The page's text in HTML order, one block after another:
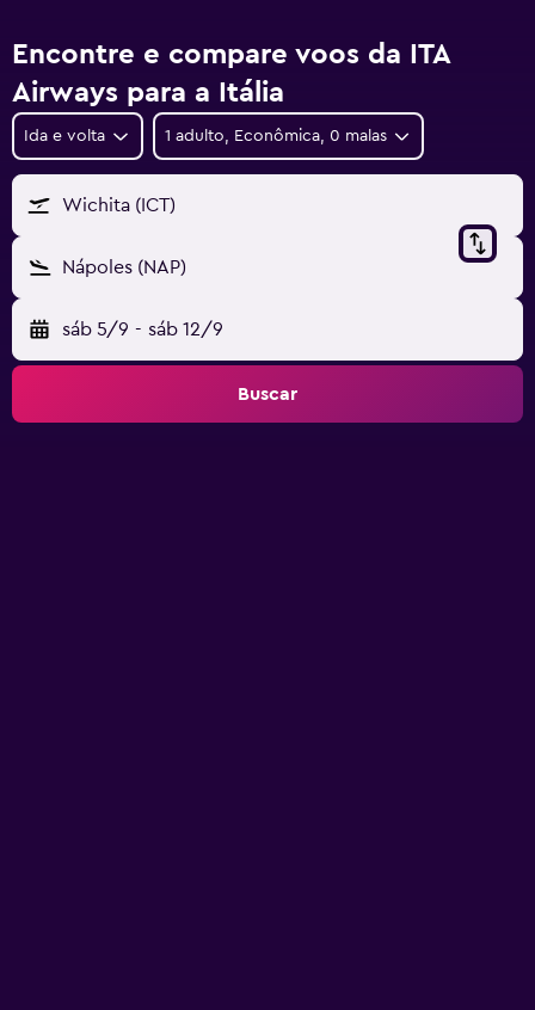
Encontre e compare voos da ITA
Airways para a Itália
Ida e volta 1 adulto, Econômica, 0 malas
Wichita (ICT)
Nápoles (NAP)
sáb 5/9 - sáb 12/9
Buscar
25
24
23
22
21
20
19
18
17
16
15
14
13
12
11
10
9
8
7
6
5
4
3
2